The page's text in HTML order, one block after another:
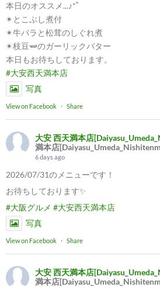
本日のオススメ...♪*ﾟ
✴︎とこぶし煮付
✴︎牛バラと松茸のしぐれ煮
✴︎枝豆🫛のガーリックバター
本日もお待ちしております。
#大安西天満本店
写真
View on Facebook · Share
大安 西天満本店
満本店
6 days ago
2026/07/31のメニューです！
お待ちしております✨
#大阪グルメ #大安西天満本店
写真
View on Facebook · Share
大安 西天満本店
満本店